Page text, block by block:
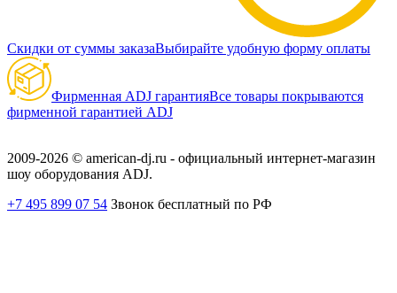
Скидки от суммы заказаВыбирайте удобную форму оплаты
Фирменная ADJ гарантияВсе товары покрываются
фирменной гарантией ADJ
2009-2026 © american-dj.ru - официальный интернет-магазин
шоу оборудования ADJ.
+7 495 899 07 54 Звонок бесплатный по РФ